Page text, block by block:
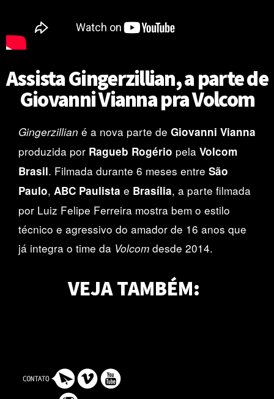
Assista Gingerzillian, a parte de
Giovanni Vianna pra Volcom
Gingerzillian é a nova parte de Giovanni Vianna
produzida por Ragueb Rogério pela Volcom
Brasil. Filmada durante 6 meses entre São
Paulo, ABC Paulista e Brasília, a parte filmada
por Luiz Felipe Ferreira mostra bem o estilo
técnico e agressivo do amador de 16 anos que
já integra o time da Volcom desde 2014.
VEJA TAMBÉM:
Giovanni Vianna e Gabriel Fortunato
marretando na França